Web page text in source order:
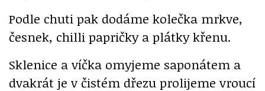
Podle chuti pak dodáme kolečka mrkve,
česnek, chilli papričky a plátky křenu.
Sklenice a víčka omyjeme saponátem a
dvakrát je v čistém dřezu prolijeme vroucí